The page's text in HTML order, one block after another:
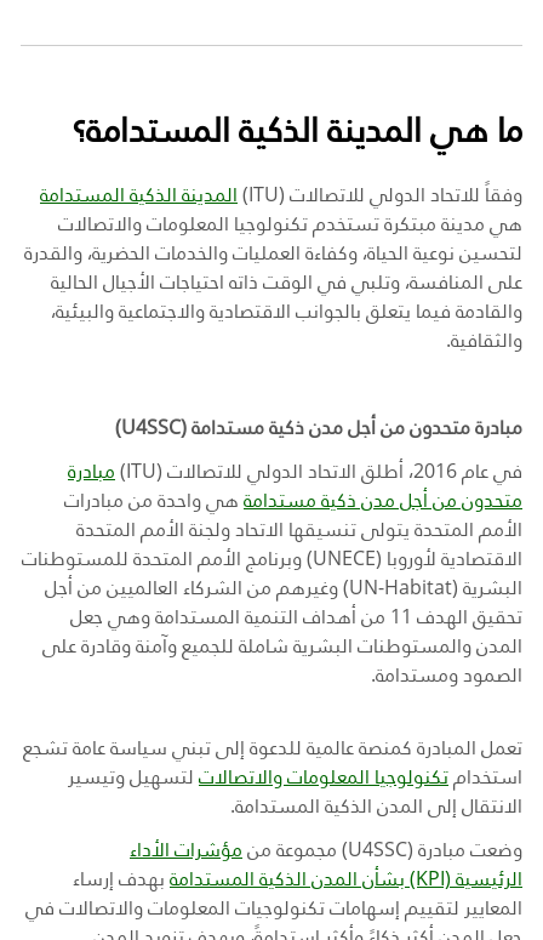
ما هي المدينة الذكية المستدامة؟
وفقاً للاتحاد الدولي للاتصالات (ITU
) المدينة الذكية المستدامة
هي مدينة مبتكرة تستخدم تكنولوجيا المعلومات والاتصالات
لتحسين نوعية الحياة، وكفاءة العمليات والخدمات الحضرية، والقدرة
على المنافسة، وتلبي في الوقت ذاته احتياجات الأجيال الحالية
والقادمة فيما يتعلق بالجوانب الاقتصادية والاجتماعية والبيئية،
والثقافية.
مبادرة متحدون من أجل مدن ذكية مستدامة (U4SSC)
في عام 2016، أطلق الاتحاد الدولي للاتصالات (
ITU
) مبادرة
متحدون من أجل مدن ذكية مستدامة هي واحدة من مبادرات
الأمم المتحدة يتولى تنسيقها الاتحاد ولجنة الأمم المتحدة
الاقتصادية لأوروبا (UNECE)وبرنامج الأمم المتحدة للمستوطنات
البشرية (UN-Habitat) وغيرهم من الشركاء العالميين من أجل
تحقيق الهدف 11 من أهداف التنمية المستدامة وهي جعل
المدن والمستوطنات البشرية شاملة للجميع وآمنة وقادرة على
الصمود ومستدامة.
تعمل المبادرة كمنصة عالمية للدعوة إلى تبني سياسة عامة تشجع
استخدامتكنولوجيا المعلومات والاتصالات لتسهيل وتيسير
الانتقال إلى المدن الذكية المستدامة.
وضعت مبادرة (U4SSC) مجموعة من مؤشرات الأداء
الرئيسية (KPI) بشأن المدن الذكية المستدامة بهدف إرساء
المعايير لتقييم إسهامات تكنولوجيات المعلومات والاتصالات في